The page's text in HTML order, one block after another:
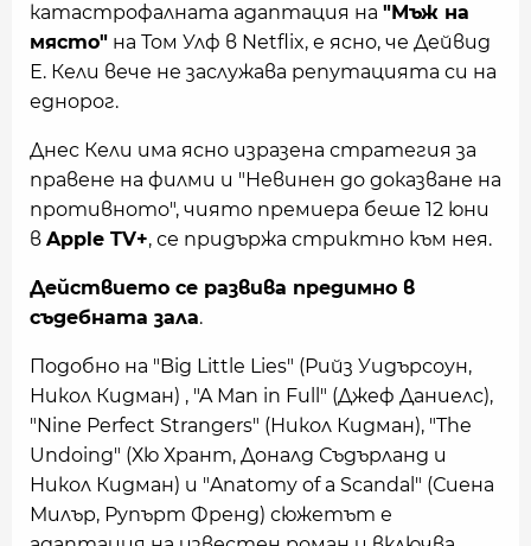
катастрофалната адаптация на "Мъж на
място" на Том Улф в Netflix, е ясно, че Дейвид
Е. Кели вече не заслужава репутацията си на
еднорог.
Днес Кели има ясно изразена стратегия за
правене на филми и "Невинен до доказване на
противното", чиято премиера беше 12 юни
в Apple TV+, се придържа стриктно към нея.
Действието се развива предимно в
съдебната зала.
Подобно на "Big Little Lies" (Рийз Уидърсоун,
Никол Кидман) , "A Man in Full" (Джеф Даниелс),
"Nine Perfect Strangers" (Никол Кидман), "The
Undoing" (Хю Хрант, Доналд Съдърланд и
Никол Кидман) и "Anatomy of a Scandal" (Сиена
Милър, Рупърт Френд) сюжетът е